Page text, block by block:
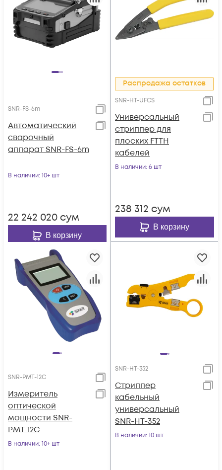
SNR-FS-6m
Автоматический
сварочный
аппарат SNR-FS-6m
В наличии: 10+ шт
22 242 020 сум
В корзину
Распродажа остатков
SNR-HT-UFCS
Универсальный
стриппер для
плоских FTTH
кабелей
В наличии: 6 шт
238 312 сум
В корзину
SNR-PMT-12C
Измеритель
оптической
мощности SNR-
PMT-12C
В наличии: 10+ шт
SNR-HT-352
Стриппер
кабельный
универсальный
SNR-HT-352
В наличии: 10 шт